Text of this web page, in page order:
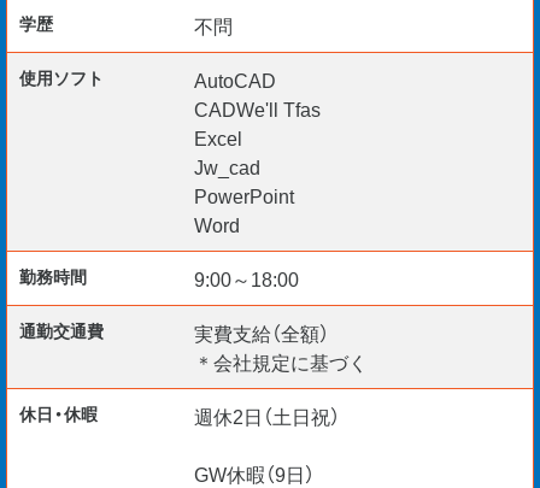
・建築設備士
・空調設備士
・給水装置工事主任技術者
・排水設備工事責任技術者
建築＆設備系の有資格者は優遇します。
待遇も申し分ナシ。目指すは更に高み！
学歴 不問
使用ソフト
AutoCAD
CADWe'll Tfas
Excel
Jw_cad
PowerPoint
Word
勤務時間 9:00～18:00
通勤交通費
実費支給（全額）
＊会社規定に基づく
休日・休暇
週休2日（土日祝）
GW休暇（9日）